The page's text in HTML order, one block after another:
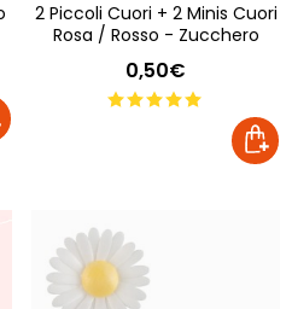
2 Piccoli Cuori + 2 Minis Cuori
Rosa / Rosso - Zucchero
0,50€